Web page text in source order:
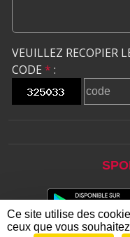
VEUILLEZ RECOPIER
CODE * :
Ce site utilise des
ceux que vous